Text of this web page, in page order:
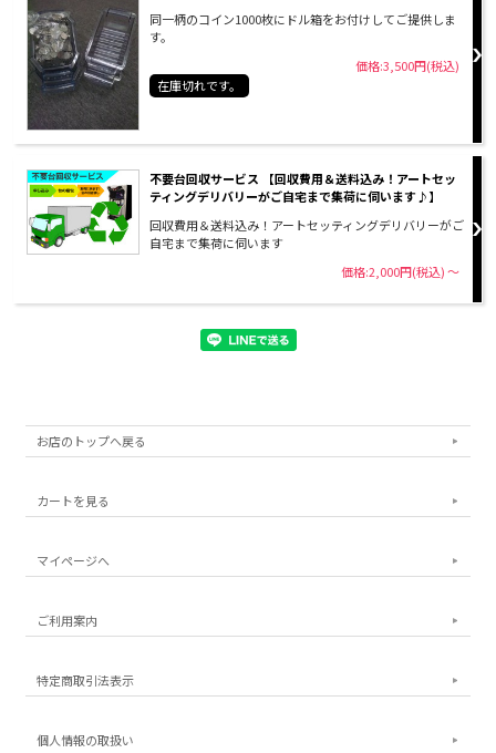
同一柄のコイン1000枚にドル箱をお付けしてご提供しま
す。
価格:3,500円(税込)
在庫切れです。
不要台回収サービス 【回収費用＆送料込み！アートセッ
ティングデリバリーがご自宅まで集荷に伺います♪】
回収費用＆送料込み！アートセッティングデリバリーがご
自宅まで集荷に伺います
価格:2,000円(税込)～
お店のトップへ戻る
カートを見る
マイページへ
ご利用案内
特定商取引法表示
個人情報の取扱い